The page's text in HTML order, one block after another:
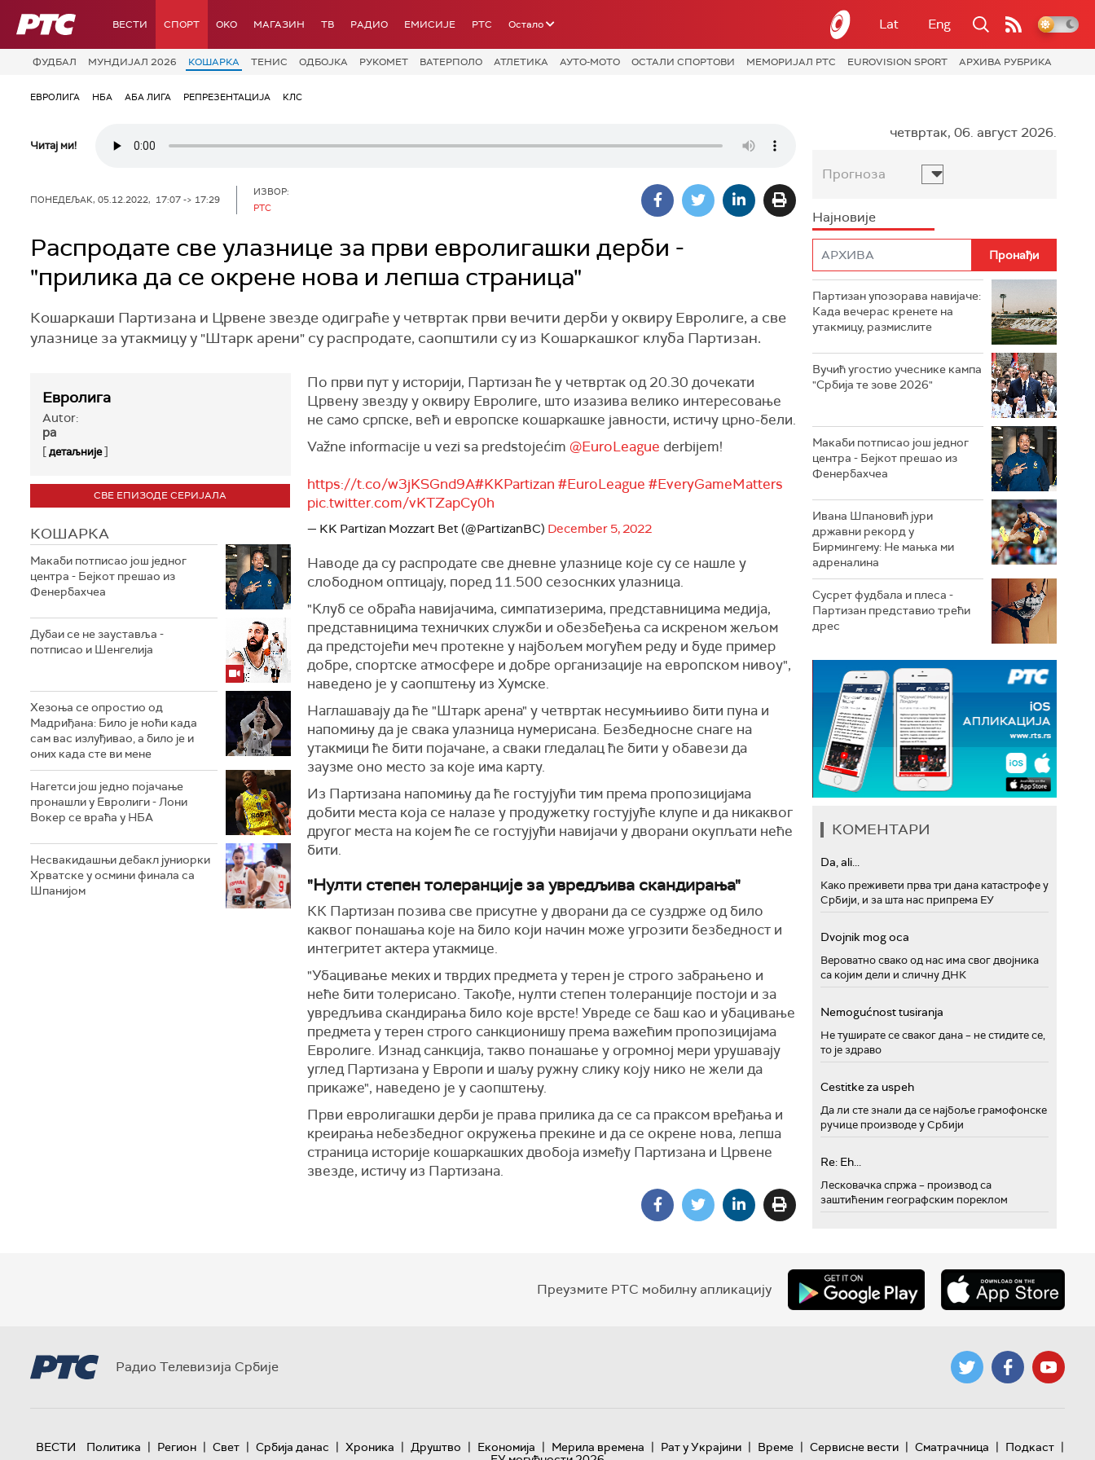
РТС ВЕСТИ СПОРТ OKO МАГАЗИН ТВ РАДИО ЕМИСИЈЕ РТС Остало Lat Eng
ФУДБАЛ МУНДИЈАЛ 2026 КОШАРКА ТЕНИС ОДБОЈКА РУКОМЕТ ВАТЕРПОЛО АТЛЕТИКА АУТО-МОТО ОСТАЛИ СПОРТОВИ МЕМОРИЈАЛ РТС EUROVISION SPORT АРХИВА РУБРИКА
ЕВРОЛИГА НБА АБА ЛИГА РЕПРЕЗЕНТАЦИЈА КЛС
Читај ми!
ПОНЕДЕЉАК, 05.12.2022, 17:07 -> 17:29
ИЗВОР:
РТС
Распродате све улазнице за први евролигашки дерби -
"прилика да се окрене нова и лепша страница"
Кошаркаши Партизана и Црвене звезде одиграће у четвртак први вечити дерби у оквиру Евролиге, а све
улазнице за утакмицу у "Штарк арени" су распродате, саопштили су из Кошаркашког клуба Партизан.
Евролига
Autor:
ра
[детаљније]
СВЕ ЕПИЗОДЕ СЕРИЈАЛА
КОШАРКА
Макаби потписао још једног
центра - Бејкот прешао из
Фенербахчеа
Дубаи се не зауставља -
потписао и Шенгелија
Хезоња се опростио од
Мадриђана: Било је ноћи када
сам вас излуђивао, а било је и
оних када сте ви мене
Нагетси још једно појачање
пронашли у Евролиги - Лони
Вокер се враћа у НБА
Несвакидашњи дебакл јуниорки
Хрватске у осмини финала са
Шпанијом
По први пут у историји, Партизан ће у четвртак од 20.30 дочекати
Црвену звезду у оквиру Евролиге, што изазива велико интересовање
не само српске, већ и европске кошаркашке јавности, истичу црно-бели.
Važne informacije u vezi sa predstojećim @EuroLeague derbijem!
https://t.co/w3jKSGnd9A#KKPartizan #EuroLeague #EveryGameMatters
pic.twitter.com/vKTZapCy0h
— KK Partizan Mozzart Bet (@PartizanBC) December 5, 2022
Наводе да су распродате све дневне улазнице које су се нашле у
слободном оптицају, поред 11.500 сезоснких улазница.
"Клуб се обраћа навијачима, симпатизерима, представницима медија,
представницима техничких служби и обезбеђења са искреном жељом
да предстојећи меч протекне у најбољем могућем реду и буде пример
добре, спортске атмосфере и добре организације на европском нивоу",
наведено је у саопштењу из Хумске.
Наглашавају да ће "Штарк арена" у четвртак несумњииво бити пуна и
напомињу да је свака улазница нумерисана. Безбедносне снаге на
утакмици ће бити појачане, а сваки гледалац ће бити у обавези да
заузме оно место за које има карту.
Из Партизана напомињу да ће гостујући тим према пропозицијама
добити места која се налазе у продужетку гостујуће клупе и да никаквог
другог места на којем ће се гостујући навијачи у дворани окупљати неће
бити.
"Нулти степен толеранције за увредљива скандирања"
КК Партизан позива све присутне у дворани да се суздрже од било
каквог понашања које на било који начин може угрозити безбедност и
интегритет актера утакмице.
"Убацивање меких и тврдих предмета у терен је строго забрањено и
неће бити толерисано. Такође, нулти степен толеранције постоји и за
увредљива скандирања било које врсте! Увреде се баш као и убацивање
предмета у терен строго санкционишу према важећим пропозицијама
Евролиге. Изнад санкција, такво понашање у огромној мери урушавају
углед Партизана у Европи и шаљу ружну слику коју нико не жели да
прикаже", наведено је у саопштењу.
Први евролигашки дерби је права прилика да се са праксом вређања и
креирања небезбедног окружења прекине и да се окрене нова, лепша
страница историје кошаркашких двобоја између Партизана и Црвене
звезде, истичу из Партизана.
четвртак, 06. август 2026.
Прогноза
Најновије
Партизан упозорава навијаче:
Када вечерас кренете на
утакмицу, размислите
Вучић угостио учеснике кампа
"Србија те зове 2026"
Макаби потписао још једног
центра - Бејкот прешао из
Фенербахчеа
Ивана Шпановић јури
државни рекорд у
Бирмингему: Не мањка ми
адреналина
Сусрет фудбала и плеса -
Партизан представио трећи
дрес
КОМЕНТАРИ
Da, ali...
Како преживети прва три дана катастрофе у
Србији, и за шта нас припрема ЕУ
Dvojnik mog oca
Вероватно свако од нас има свог двојника
са којим дели и сличну ДНК
Nemogućnost tusiranja
Не туширате се сваког дана – не стидите се,
то је здраво
Cestitke za uspeh
Да ли сте знали да се најбоље грамофонске
ручице производе у Србији
Re: Eh...
Лесковачка спржа – производ са
заштићеним географским пореклом
Преузмите РТС мобилну апликацију
Радио Телевизија Србије
ВЕСТИ Политика | Регион | Свет | Србија данас | Хроника | Друштво | Економија | Мерила времена | Рат у Украјини | Време | Сервисне вести | Сматрачница | Подкаст |